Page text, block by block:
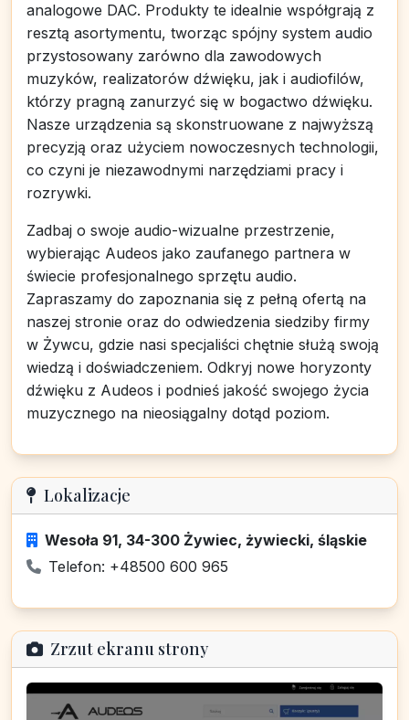
analogowe DAC. Produkty te idealnie współgrają z
resztą asortymentu, tworząc spójny system audio
przystosowany zarówno dla zawodowych
muzyków, realizatorów dźwięku, jak i audiofilów,
którzy pragną zanurzyć się w bogactwo dźwięku.
Nasze urządzenia są skonstruowane z najwyższą
precyzją oraz użyciem nowoczesnych technologii,
co czyni je niezawodnymi narzędziami pracy i
rozrywki.
Zadbaj o swoje audio-wizualne przestrzenie,
wybierając Audeos jako zaufanego partnera w
świecie profesjonalnego sprzętu audio.
Zapraszamy do zapoznania się z pełną ofertą na
naszej stronie oraz do odwiedzenia siedziby firmy
w Żywcu, gdzie nasi specjaliści chętnie służą swoją
wiedzą i doświadczeniem. Odkryj nowe horyzonty
dźwięku z Audeos i podnieś jakość swojego życia
muzycznego na nieosiągalny dotąd poziom.
Lokalizacje
Wesoła 91, 34-300 Żywiec, żywiecki, śląskie
Telefon: +48500 600 965
Zrzut ekranu strony